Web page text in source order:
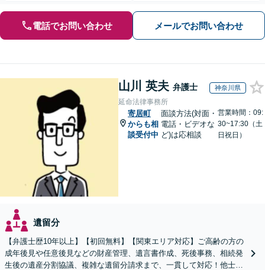
電話でお問い合わせ メールでお問い合わせ
山川 英夫 弁護士 神奈川県
延命法律事務所
寄居町
からも相
談受付中
面談方法(対面・
電話・ビデオな
ど)は応相談
営業時間：09:
30~17:30（土
日祝日）
遺留分
【弁護士歴10年以上】【初回無料】【関東エリア対応】ご高齢の方の
成年後見や任意後見などの財産管理、遺言書作成、死後事務、相続発
生後の遺産分割協議、複雑な遺留分請求まで、一貫して対応！他士業